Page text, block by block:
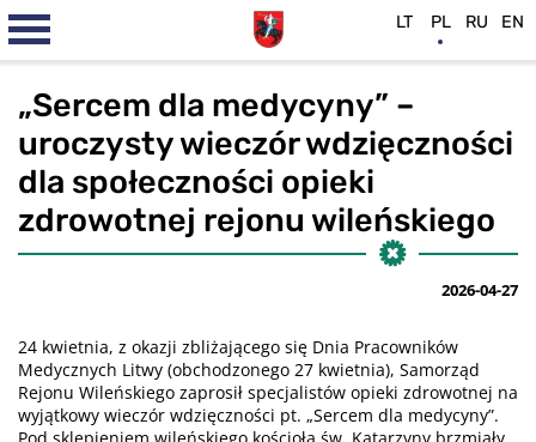
„Sercem dla medycyny” –
uroczysty wieczór wdzięczności
dla społeczności opieki
zdrowotnej rejonu wileńskiego
2026-04-27
24 kwietnia, z okazji zbliżającego się Dnia Pracowników
Medycznych Litwy (obchodzonego 27 kwietnia), Samorząd
Rejonu Wileńskiego zaprosił specjalistów opieki zdrowotnej na
wyjątkowy wieczór wdzięczności pt. „Sercem dla medycyny”.
LT PL RU EN